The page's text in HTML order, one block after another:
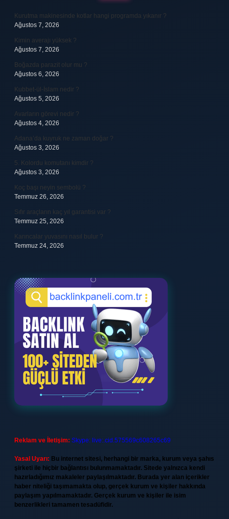
Kurutma makinesinde kotlar hangi programda yıkanır ?
Ağustos 7, 2026
Kimin averajı yüksek ?
Ağustos 7, 2026
Boğazda parazit olur mu ?
Ağustos 6, 2026
Kubbet-ül-İslam nedir ?
Ağustos 5, 2026
Avarların görevi nedir ?
Ağustos 4, 2026
Adana’da kuyruk ne zaman doğar ?
Ağustos 3, 2026
5. Kolordu komutanı kimdir ?
Ağustos 3, 2026
Koç başı neyin sembolü ?
Temmuz 26, 2026
Sıfır araçların kaç yıl garantisi var ?
Temmuz 25, 2026
Karıncalar yuvasını nasıl bulur ?
Temmuz 24, 2026
Reklam ve İletişim: Skype: live:.cid.575569c608265c69
Yasal Uyarı: Bu internet sitesi, herhangi bir marka, kurum veya şahıs
şirketi ile hiçbir bağlantısı bulunmamaktadır. Sitede yalnızca kendi
hazırladığımız makaleler paylaşılmaktadır. Burada yer alan içerikler
haber niteliği taşımamakta olup, gerçek kurum ve kişiler hakkında
paylaşım yapılmamaktadır. Gerçek kurum ve kişiler ile isim
benzerlikleri tamamen tesadüfidir.